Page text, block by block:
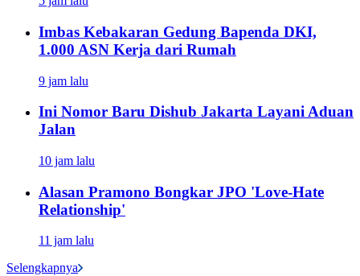
Imbas Kebakaran Gedung Bapenda DKI,
1.000 ASN Kerja dari Rumah
9 jam lalu
Ini Nomor Baru Dishub Jakarta Layani Aduan
Jalan
10 jam lalu
Alasan Pramono Bongkar JPO 'Love-Hate
Relationship'
11 jam lalu
Selengkapnya